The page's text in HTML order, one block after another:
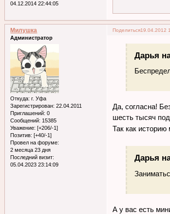
04.12.2014 22:44:05
Поделиться19.04.2012
Милушка
Администратор
Откуда: г. Уфа
Зарегистрирован: 22.04.2011
Приглашений: 0
Сообщений: 15385
Уважение: [+206/-1]
Позитив: [+40/-1]
Провел на форуме:
2 месяца 23 дня
Последний визит:
05.04.2023 23:14:09
Дарья
Да, согласна!
шесть тысяч
Так как
Дарья
А у вас есть